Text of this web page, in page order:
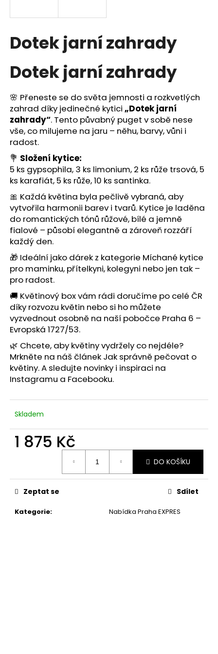
Dotek jarní zahrady
Dotek jarní zahrady
🌸 Přeneste se do světa jemnosti a rozkvetlých
zahrad díky jedinečné kytici „Dotek jarní
zahrady“. Tento půvabný puget v sobě nese
vše, co milujeme na jaru – něhu, barvy, vůni i
radost.
💐 Složení kytice:
5 ks gypsophila, 3 ks limonium, 2 ks růže trsová, 5
ks karafiát, 5 ks růže, 10 ks santinka.
🎀 Každá květina byla pečlivě vybraná, aby
vytvořila harmonii barev i tvarů. Kytice je laděna
do romantických tónů růžové, bílé a jemně
fialové – působí elegantně a zároveň rozzáří
každý den.
🎁 Ideální jako dárek z kategorie Míchané kytice
pro maminku, přítelkyni, kolegyni nebo jen tak –
pro radost.
🚚 Květinový box vám rádi doručíme po celé ČR
díky rozvozu květin nebo si ho můžete
vyzvednout osobně na naší pobočce Praha 6 –
Evropská 1727/53.
🌿 Chcete, aby květiny vydržely co nejdéle?
Mrkněte na náš článek Jak správně pečovat o
květiny. A sledujte novinky i inspiraci na
Instagramu a Facebooku.
Skladem
1 875 Kč
DO KOŠÍKU
Kategorie: Nabídka Praha EXPRES
Zeptat se Sdílet
í
t
?
HLEDAT
D
o
p
o
r
u
č
u
j
e
m
e